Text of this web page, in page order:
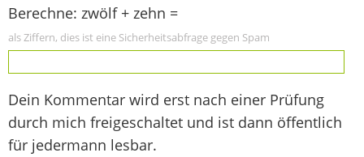
Berechne: zwölf + zehn =
als Ziffern, dies ist eine Sicherheitsabfrage gegen Spam
Dein Kommentar wird erst nach einer Prüfung
durch mich freigeschaltet und ist dann öffentlich
für jedermann lesbar.